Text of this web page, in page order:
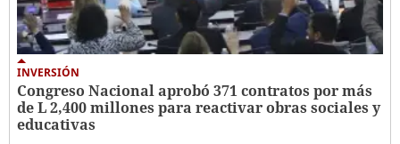
INVERSIÓN
Congreso Nacional aprobó 371 contratos por más
de L 2,400 millones para reactivar obras sociales y
educativas